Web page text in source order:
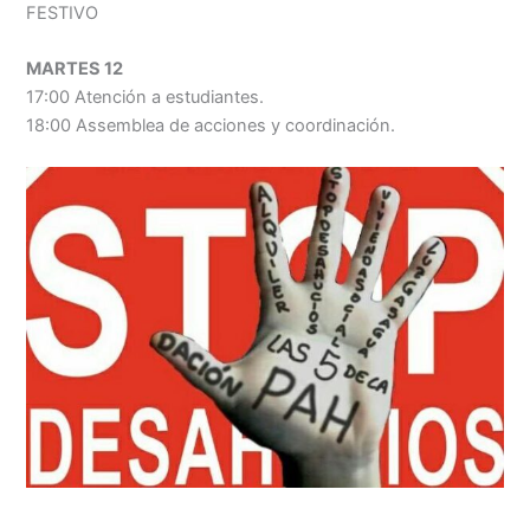
FESTIVO
MARTES 12
17:00 Atención a estudiantes.
18:00 Assemblea de acciones y coordinación.